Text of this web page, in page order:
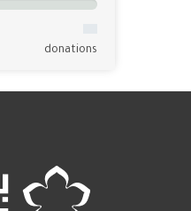
donations